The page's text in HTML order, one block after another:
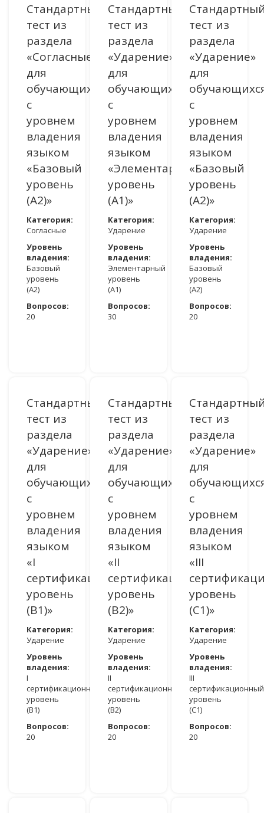
Стандартный
тест из
раздела
«Согласные»
для
обучающихся
с
уровнем
владения
языком
«Базовый
уровень
(A2)»
Категория:
Согласные
Уровень
владения:
Базовый
уровень
(A2)
Вопросов:
20
Стандартный
тест из
раздела
«Ударение»
для
обучающихся
с
уровнем
владения
языком
«Элементарный
уровень
(A1)»
Категория:
Ударение
Уровень
владения:
Элементарный
уровень
(A1)
Вопросов:
30
тест из
раздела
«Ударение»
для
с
уровнем
владения
языком
«Базовый
уровень
(A2)»
Категория:
Ударение
Уровень
владения:
Базовый
уровень
(A2)
Вопросов:
20
Стандартный
тест из
раздела
«Ударение»
для
обучающихся
с
уровнем
владения
языком
«I
сертификационный
уровень
(B1)»
Категория:
Ударение
Уровень
владения:
I
сертификационный
уровень
(B1)
Вопросов:
20
Стандартный
тест из
раздела
«Ударение»
для
обучающихся
с
уровнем
владения
языком
«II
сертификационный
уровень
(В2)»
Категория:
Ударение
Уровень
владения:
II
сертификационный
уровень
(В2)
Вопросов:
20
тест из
раздела
«Ударение»
для
с
уровнем
владения
языком
«III
уровень
(C1)»
Категория:
Ударение
Уровень
владения:
III
сертификационный
уровень
(C1)
Вопросов:
20